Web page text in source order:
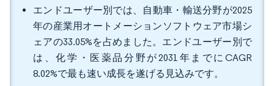
エンドユーザー別では、自動車・輸送分野が2025
年の産業用オートメーションソフトウェア市場シ
ェアの33.05%を占めました。エンドユーザー別で
は、化学・医薬品分野が2031年までにCAGR
8.02%で最も速い成長を遂げる見込みです。